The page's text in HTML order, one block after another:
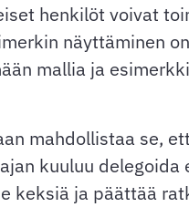
henkilöt voivat
näyttäminen on
mallia ja
mahdollistaa se,
kuuluu delegoida
keksiä ja päättää